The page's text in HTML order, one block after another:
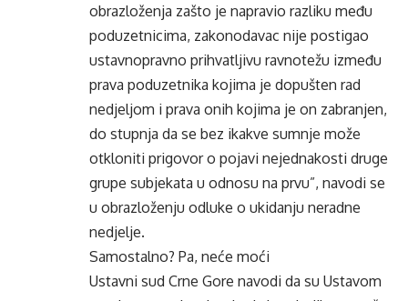
obrazloženja zašto je napravio razliku među
poduzetnicima, zakonodavac nije postigao
ustavnopravno prihvatljivu ravnotežu između
prava poduzetnika kojima je dopušten rad
nedjeljom i prava onih kojima je on zabranjen,
do stupnja da se bez ikakve sumnje može
otkloniti prigovor o pojavi nejednakosti druge
grupe subjekata u odnosu na prvu”, navodi se
u obrazloženju odluke o ukidanju neradne
nedjelje.
Samostalno? Pa, neće moći
Ustavni sud Crne Gore navodi da su Ustavom